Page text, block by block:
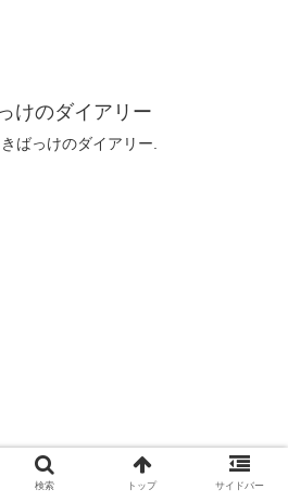
けのダイアリー
ばっけのダイアリー.
検索 トップ サイドバー